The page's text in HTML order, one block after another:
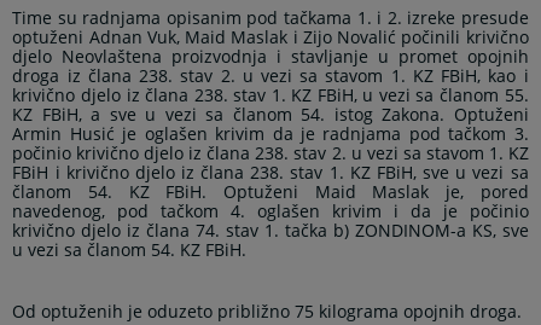
Time su radnjama opisanim pod tačkama 1. i 2. izreke presude
optuženi Adnan Vuk, Maid Maslak i Zijo Novalić počinili krivično
djelo Neovlaštena proizvodnja i stavljanje u promet opojnih
droga iz člana 238. stav 2. u vezi sa stavom 1. KZ FBiH, kao i
krivično djelo iz člana 238. stav 1. KZ FBiH, u vezi sa članom 55.
KZ FBiH, a sve u vezi sa članom 54. istog Zakona. Optuženi
Armin Husić je oglašen krivim da je radnjama pod tačkom 3.
počinio krivično djelo iz člana 238. stav 2. u vezi sa stavom 1. KZ
FBiH i krivično djelo iz člana 238. stav 1. KZ FBiH, sve u vezi sa
članom 54. KZ FBiH.
Optuženi Maid Maslak je, pored
navedenog, pod tačkom 4. oglašen krivim i da je počinio
krivično djelo iz člana 74. stav 1. tačka b) ZONDINOM-a KS, sve
u vezi sa članom 54. KZ FBiH.
Od optuženih je oduzeto približno 75 kilograma opojnih droga.